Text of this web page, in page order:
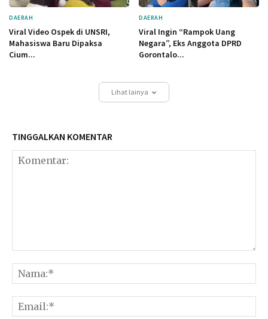
DAERAH
Viral Video Ospek di UNSRI,
Mahasiswa Baru Dipaksa
Cium...
DAERAH
Viral Ingin “Rampok Uang
Negara”, Eks Anggota DPRD
Gorontalo...
Lihat lainya
TINGGALKAN KOMENTAR